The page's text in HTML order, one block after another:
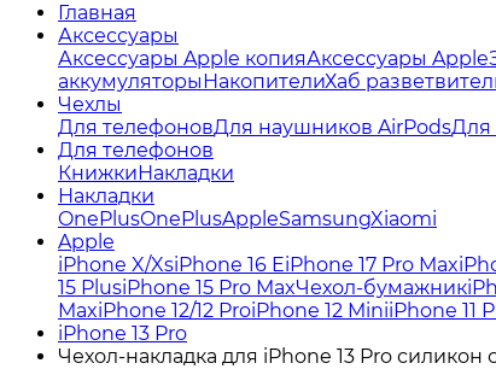
Главная
Аксессуары
Аксессуары Apple копияАксессуары Apple
аккумуляторыНакопителиХаб
Чехлы
Для телефоновДля наушников AirPodsДля
Для телефонов
КнижкиНакладки
Накладки
OnePlusOnePlusAppleSamsungXiaomi
Apple
iPhone X/XsiPhone 16 EiPhone 17 Pro Max
15 PlusiPhone 15 Pro MaxЧехол-бумажник
MaxiPhone 12/12 ProiPhone 12 MiniiPhone 11
iPhone 13 Pro
Чехол-накладка для iPhone 13 Pro